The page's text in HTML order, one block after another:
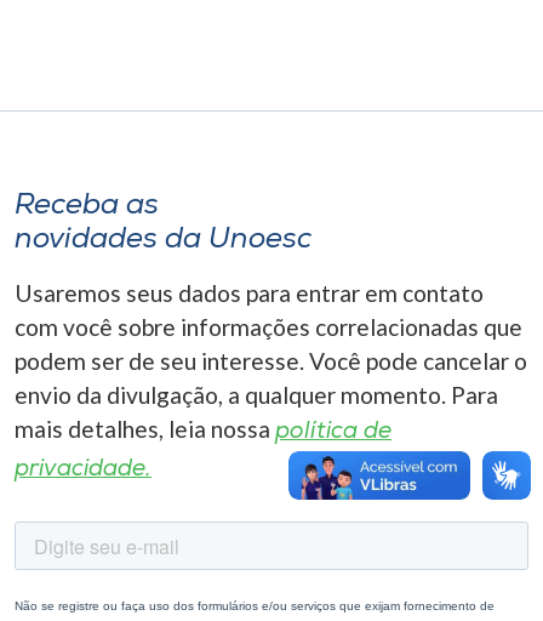
Selecione
A+
A-
Receba as
novidades da Unoesc
Usaremos seus dados para entrar em contato
com você sobre informações correlacionadas que
podem ser de seu interesse. Você pode cancelar o
envio da divulgação, a qualquer momento. Para
mais detalhes, leia nossa política de
privacidade.